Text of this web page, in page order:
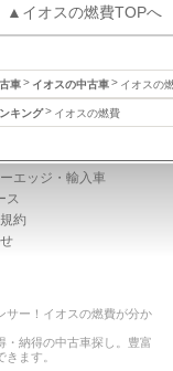
▲イオスの燃費TOPへ
車 イオスの中古車 イオスの
キング イオスの燃費
エッジ・輸入車
ス
約
サー！イオスの燃費が分か
・納得の中古車探し。豊富
ます。